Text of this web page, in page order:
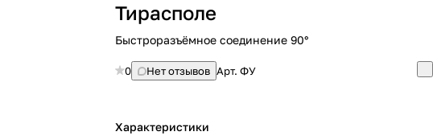
Тирасполе
Быстроразъёмное соединение 90°
0 Нет отзывов Арт.ФУ
Характеристики